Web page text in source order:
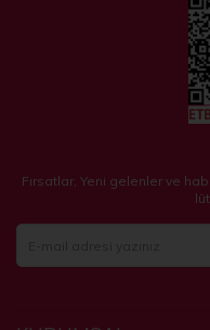
Fırsatlar, Yeni gelenler ve